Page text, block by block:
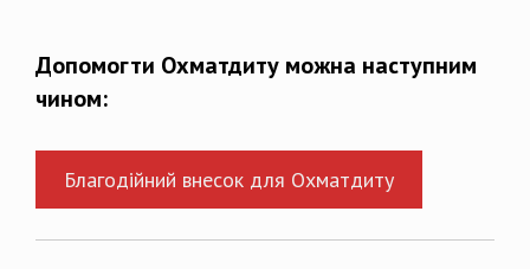
Допомогти Охматдиту можна наступним
чином:
Благодійний внесок для Охматдиту